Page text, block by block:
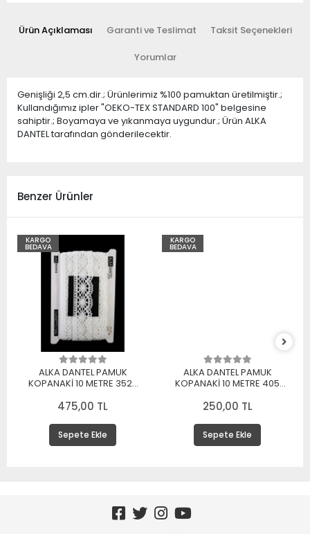
Ürün Açıklaması Garanti ve Teslimat Taksit Seçenekleri
Yorumlar
Genişliği 2,5 cm.dir.; Ürünlerimiz %100 pamuktan üretilmiştir.;
Kullandığımız ipler "OEKO-TEX STANDARD 100" belgesine
sahiptir.; Boyamaya ve yıkanmaya uygundur.; Ürün ALKA
DANTEL tarafından gönderilecektir.
Benzer Ürünler
KARGO
BEDAVA
ALKA DANTEL PAMUK
KOPANAKİ 10 METRE 3520
475,00 TL
Sepete Ekle
KARGO
BEDAVA
ALKA DANTEL PAMUK
KOPANAKİ 10 METRE 405
250,00 TL
Sepete Ekle